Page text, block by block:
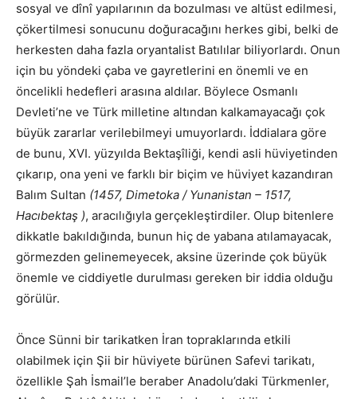
sosyal ve dînî yapılarının da bozulması ve altüst edilmesi,
çökertilmesi sonucunu doğuracağını herkes gibi, belki de
herkesten daha fazla oryantalist Batılılar biliyorlardı. Onun
için bu yöndeki çaba ve gayretlerini en önemli ve en
öncelikli hedefleri arasına aldılar. Böylece Osmanlı
Devleti’ne ve Türk milletine altından kalkamayacağı çok
büyük zararlar verilebilmeyi umuyorlardı. İddialara göre
de bunu, XVI. yüzyılda Bektaşîliği, kendi asli hüviyetinden
çıkarıp, ona yeni ve farklı bir biçim ve hüviyet kazandıran
Balım Sultan (1457, Dimetoka / Yunanistan – 1517,
Hacıbektaş ), aracılığıyla gerçekleştirdiler. Olup bitenlere
dikkatle bakıldığında, bunun hiç de yabana atılamayacak,
görmezden gelinemeyecek, aksine üzerinde çok büyük
önemle ve ciddiyetle durulması gereken bir iddia olduğu
görülür.
Önce Sünni bir tarikatken İran topraklarında etkili
olabilmek için Şii bir hüviyete bürünen Safevi tarikatı,
özellikle Şah İsmail’le beraber Anadolu’daki Türkmenler,